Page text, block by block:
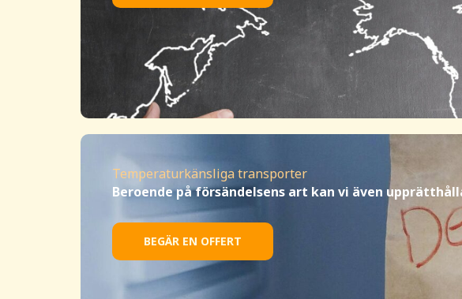
Temperaturkänsliga transporter
Beroende på försändelsens art kan vi även
BEGÄR EN OFFERT